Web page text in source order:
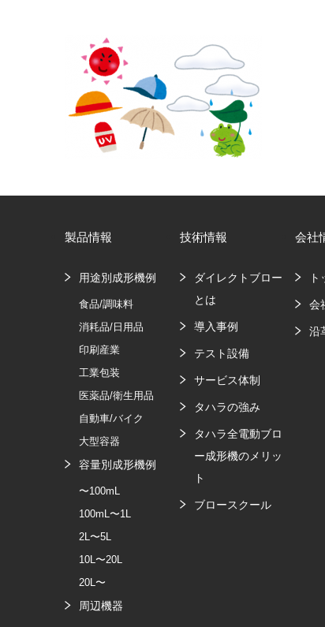
製品情報
用途別成形機例
食品/調味料
消耗品/日用品
印刷産業
工業包装
医薬品/衛生用品
自動車/バイク
大型容器
容量別成形機例
〜100mL
100mL〜1L
2L〜5L
10L〜20L
20L〜
周辺機器
技術情報
ダイレクトブロー
とは
導入事例
テスト設備
サービス体制
タハラの強み
タハラ全電動ブロ
ー成形機のメリッ
ト
ブロースクール
会社
会
沿